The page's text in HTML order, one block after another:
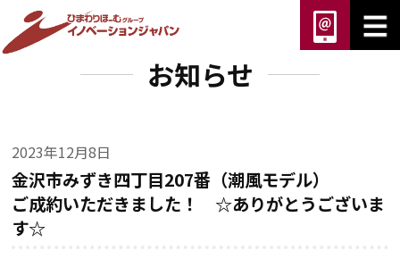
お知らせ
2023年12月8日
金沢市みずき四丁目207番（潮風モデル）
ご成約いただきました！ ☆ありがとうございま
す☆